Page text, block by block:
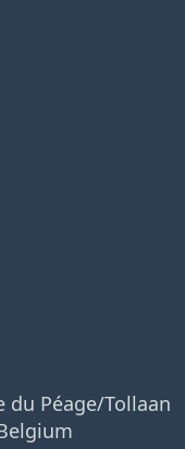
du Péage/Tollaan